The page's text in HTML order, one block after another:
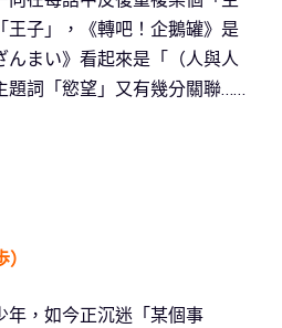
王子」，《轉吧！企鵝罐》是
んまい》看起來是「（人與人
題詞「慾望」又有幾分關聯……
年，如今正沉迷「某個事